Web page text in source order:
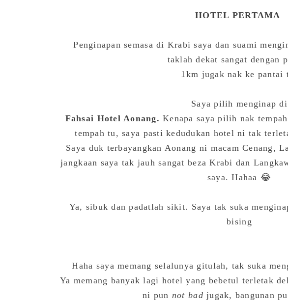
HOTEL PERTAMA
Penginapan semasa di Krabi saya dan suami
taklah dekat sangat dengan
1km jugak nak ke pantai
Saya pilih menginap di
Fahsai Hotel Aonang. Kenapa saya pilih nak
tempah tu, saya pasti kedudukan hotel ni tak
Saya duk terbayangkan Aonang ni macam Cenang,
jangkaan saya tak jauh sangat beza Krabi dan
saya. Hahaa 😂
Ya, sibuk dan padatlah sikit. Saya tak suka
bising
Haha saya memang selalunya gitulah, tak suka
Ya memang banyak lagi hotel yang bebetul terletak
ni pun not bad jugak, bangunan